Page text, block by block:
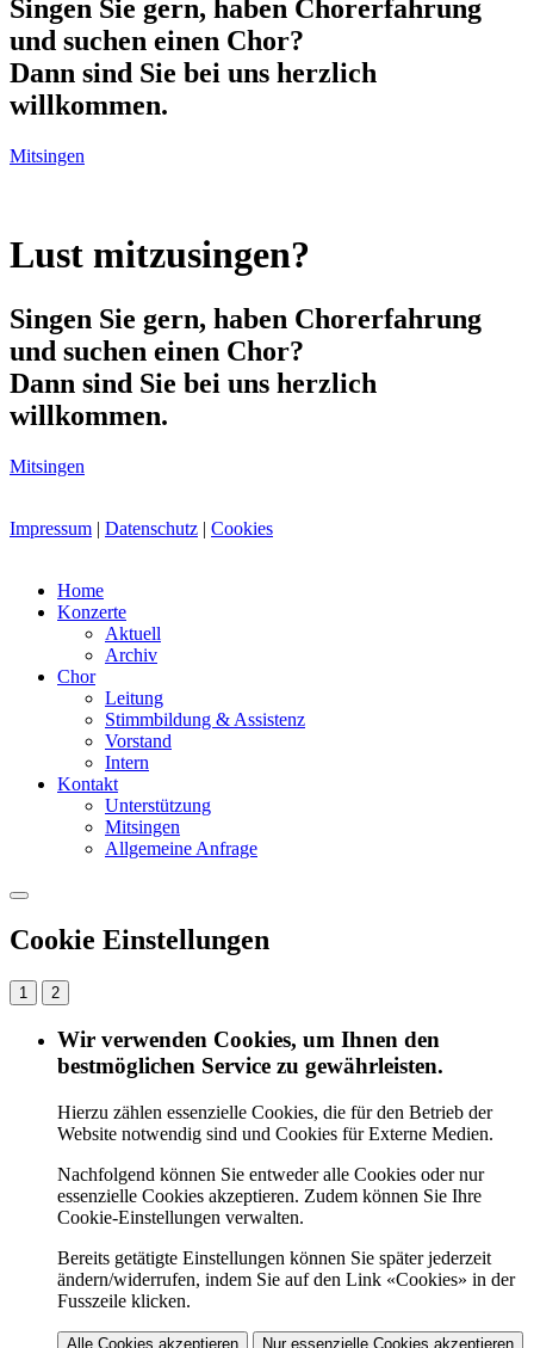
Singen Sie gern, haben Chorerfahrung
und suchen einen Chor?
Dann sind Sie bei uns herzlich
willkommen.
Mitsingen
Lust mitzusingen?
Singen Sie gern, haben Chorerfahrung
und suchen einen Chor?
Dann sind Sie bei uns herzlich
willkommen.
Mitsingen
Impressum | Datenschutz | Cookies
Home
Konzerte
Aktuell
Archiv
Chor
Leitung
Stimmbildung & Assistenz
Vorstand
Intern
Kontakt
Unterstützung
Mitsingen
Allgemeine Anfrage
Cookie Einstellungen
1 2
Wir verwenden Cookies, um Ihnen den
bestmöglichen Service zu gewährleisten.
Hierzu zählen essenzielle Cookies, die für den Betrieb der
Website notwendig sind und Cookies für Externe Medien.
Nachfolgend können Sie entweder alle Cookies oder nur
essenzielle Cookies akzeptieren. Zudem können Sie Ihre
Cookie-Einstellungen verwalten.
Bereits getätigte Einstellungen können Sie später jederzeit
ändern/widerrufen, indem Sie auf den Link «Cookies» in der
Fusszeile klicken.
Alle Cookies akzeptieren Nur essenzielle Cookies akzeptieren